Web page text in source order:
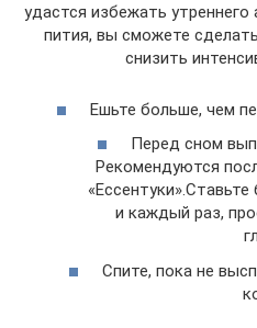
удастся избежать
пития, вы сможете
снизить
Ешьте больше, чем
Перед сном
Рекомендуются
и каждый раз,
Спите, пока не